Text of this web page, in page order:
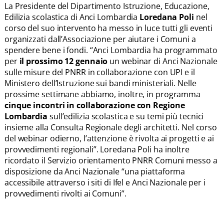
La Presidente del Dipartimento Istruzione, Educazione,
Edilizia scolastica di Anci Lombardia Loredana Poli nel
corso del suo intervento ha messo in luce tutti gli eventi
organizzati dall’Associazione per aiutare i Comuni a
spendere bene i fondi. “Anci Lombardia ha programmato
per il prossimo 12 gennaio un webinar di Anci Nazionale
sulle misure del PNRR in collaborazione con UPI e il
Ministero dell’Istruzione sui bandi ministeriali. Nelle
prossime settimane abbiamo, inoltre, in programma
cinque incontri in collaborazione con Regione
Lombardia sull’edilizia scolastica e su temi più tecnici
insieme alla Consulta Regionale degli architetti. Nel corso
del webinar odierno, l’attenzione è rivolta ai progetti e ai
provvedimenti regionali”. Loredana Poli ha inoltre
ricordato il Servizio orientamento PNRR Comuni messo a
disposizione da Anci Nazionale “una piattaforma
accessibile attraverso i siti di Ifel e Anci Nazionale per i
provvedimenti rivolti ai Comuni”.